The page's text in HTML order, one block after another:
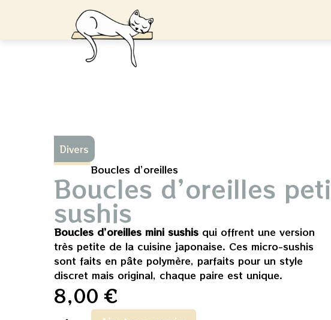
Divers
Boucles d’oreilles
Boucles d’oreilles
sushis
Boucles d’oreilles mini sushis qui offrent une version
très petite de la cuisine japonaise. Ces micro-sushis
sont faits en pâte polymère, parfaits pour un style
discret mais original, chaque paire est unique.
8,00 €